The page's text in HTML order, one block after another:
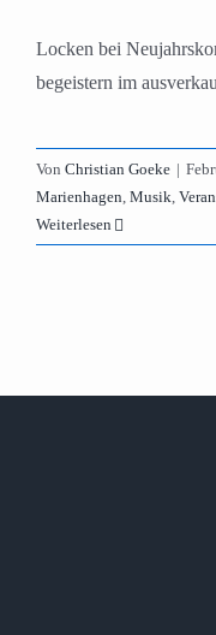
Locken bei
begeistern im
Von Christian Goeke |
Marienhagen, Musik,
Weiterlesen